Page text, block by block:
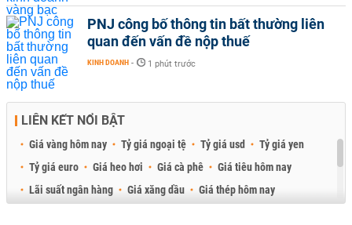
PNJ công bố thông tin bất thường liên
quan đến vấn đề nộp thuế
KINH DOANH - 1 phút trước
LIÊN KẾT NỔI BẬT
Giá vàng hôm nay Tỷ giá ngoại tệ Tỷ giá usd
Tỷ giá yen
Tỷ giá euro
Giá heo hơi Giá cà phê
Giá tiêu hôm nay
Lãi suất ngân hàng
Giá xăng dầu
Giá thép hôm nay